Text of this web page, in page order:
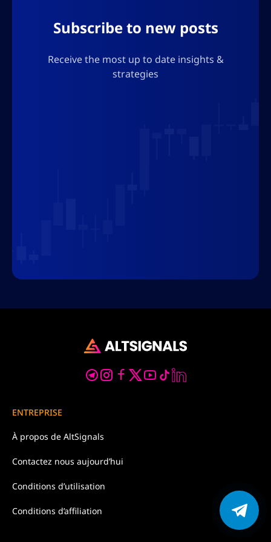
Subscribe to new posts
Receive the most up to date insights &
strategies
ENTREPRISE
À propos de AltSignals
Contactez nous aujourd’hui
Conditions d’utilisation
Conditions d’affiliation